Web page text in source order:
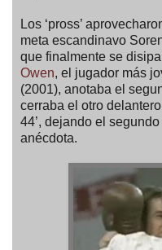
Los ‘pross’
meta escandinavo
que finalmente se
Owen, el jugador más
(2001), anotaba el
cerraba el otro
44’, dejando el
anécdota.